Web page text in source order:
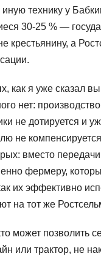
технику у
30-25 % —
крестьянину, а
как я уже сказал
нет: производство
не дотируется и
не
вместо передачи
фермеру,
их эффективно
на тот же
может позволить
или трактор, не